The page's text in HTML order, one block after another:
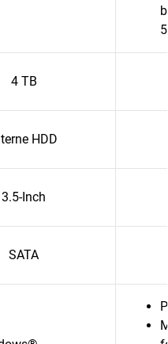
4 TB
HDD
3.5-Inch
SATA